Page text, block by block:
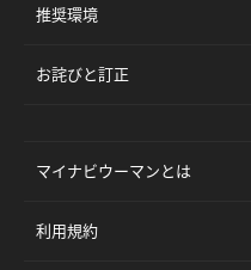
推奨環境
お詫びと訂正
マイナビウーマンとは
利用規約